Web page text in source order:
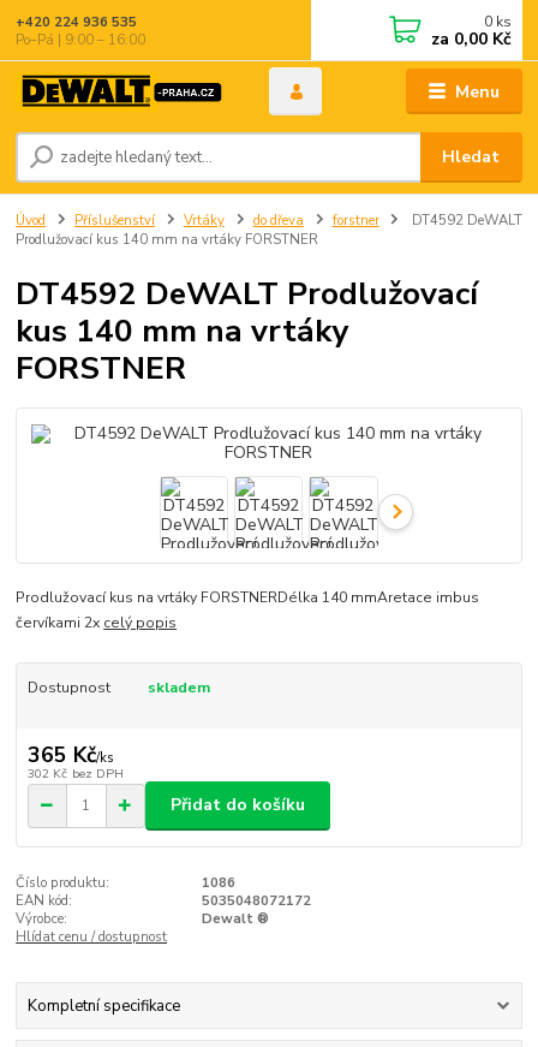
Menu
Hledat
+420 224 936 535
Po–Pá | 9:00 – 16:00
0 ks
za 0,00 Kč
Úvod Příslušenství Vrtáky do dřeva forstner
DT4592 DeWALT
Prodlužovací kus 140 mm na vrtáky FORSTNER
DT4592 DeWALT Prodlužovací
kus 140 mm na vrtáky
FORSTNER
Prodlužovací kus na vrtáky FORSTNERDélka 140 mmAretace imbus
červíkami 2x celý popis
Dostupnost skladem
365 Kč/ks
302 Kč bez DPH
Přidat do košíku
Číslo produktu:
1086
EAN kód:
5035048072172
Výrobce:
Dewalt ®
Hlídat cenu / dostupnost
Kompletní specifikace